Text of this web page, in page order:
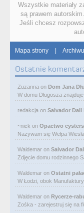
Wszystkie materiały
są prawem
Jeśli chcesz
Mapa strony |
Ostatnie
Zuzanna on Dom Jana
W domu Długosza
redakcja on Salvador Dali
~nick on Opactwo
Nazywam się Wełpa
Waldemar on Salvador
Zdjęcie domu rodzinnego
Waldemar on Ostatni
W Łodzi, obok
Waldemar on Rycerze-
Zośka - zarejestruj się na